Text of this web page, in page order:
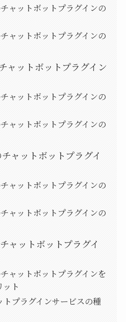
ャットボットプラグインの
ャットボットプラグインの
ャットボットプラグイン
ャットボットプラグインの
ャットボットプラグインの
ャットボットプラグイ
ャットボットプラグインの
ャットボットプラグインの
ャットボットプラグイ
ャットボットプラグインを
ト
トプラグインサービスの種